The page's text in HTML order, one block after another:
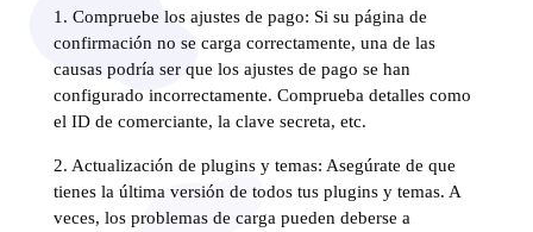
1. Compruebe los ajustes de pago: Si su página de
confirmación no se carga correctamente, una de las
causas podría ser que los ajustes de pago se han
configurado incorrectamente. Comprueba detalles como
el ID de comerciante, la clave secreta, etc.
2. Actualización de plugins y temas: Asegúrate de que
tienes la última versión de todos tus plugins y temas. A
veces, los problemas de carga pueden deberse a